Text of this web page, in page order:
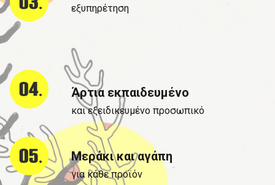
εξυπηρέτηση
Άρτια εκπαιδευμένο
και εξειδικευμένο προσωπικό
Μεράκι και αγάπη
για κάθε προϊόν